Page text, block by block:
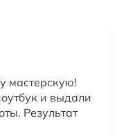
мастерскую!
и выдали
Результат